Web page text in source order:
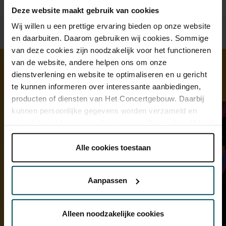
Deze website maakt gebruik van cookies
Wij willen u een prettige ervaring bieden op onze website
en daarbuiten. Daarom gebruiken wij cookies. Sommige
van deze cookies zijn noodzakelijk voor het functioneren
van de website, andere helpen ons om onze
dienstverlening en website te optimaliseren en u gericht
te kunnen informeren over interessante aanbiedingen,
producten of diensten van Het Concertgebouw. Daarbij
kunnen persoonlijke gegevens worden verzameld en
onder 'aanpassen' zelf welke cookies wij mogen
Lees onze cookieverklaring hier. Lees onze
Via decookieverklaringop onze website kunt u uw
Alle cookies toestaan
Aanpassen
Alleen noodzakelijke cookies
Ontdek meer